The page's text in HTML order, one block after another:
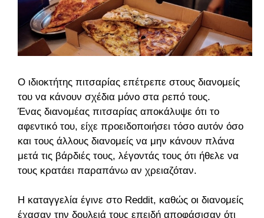
Ο ιδιοκτήτης πιτσαρίας επέτρεπε στους διανομείς
του να κάνουν σχέδια μόνο στα ρεπό τους.
Ένας διανομέας πιτσαρίας αποκάλυψε ότι το
αφεντικό του, είχε προειδοποιήσει τόσο αυτόν όσο
και τους άλλους διανομείς να μην κάνουν πλάνα
μετά τις βάρδιές τους, λέγοντάς τους ότι ήθελε να
τους κρατάει παραπάνω αν χρειαζόταν.
Η καταγγελία έγινε στο Reddit, καθώς οι διανομείς
έχασαν την δουλειά τους επειδή αποφάσισαν ότι